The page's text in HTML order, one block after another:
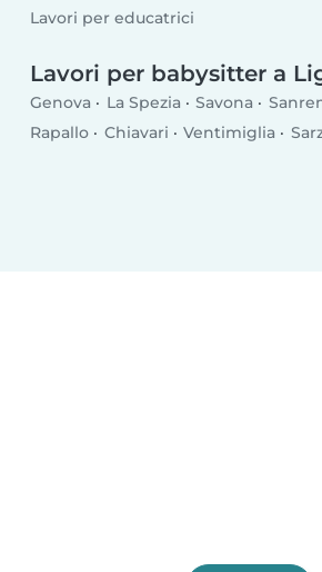
Lavori per educatrici
Lavori per babysitter a
Genova La Spezia Savona
Rapallo
Chiavari Ventimiglia